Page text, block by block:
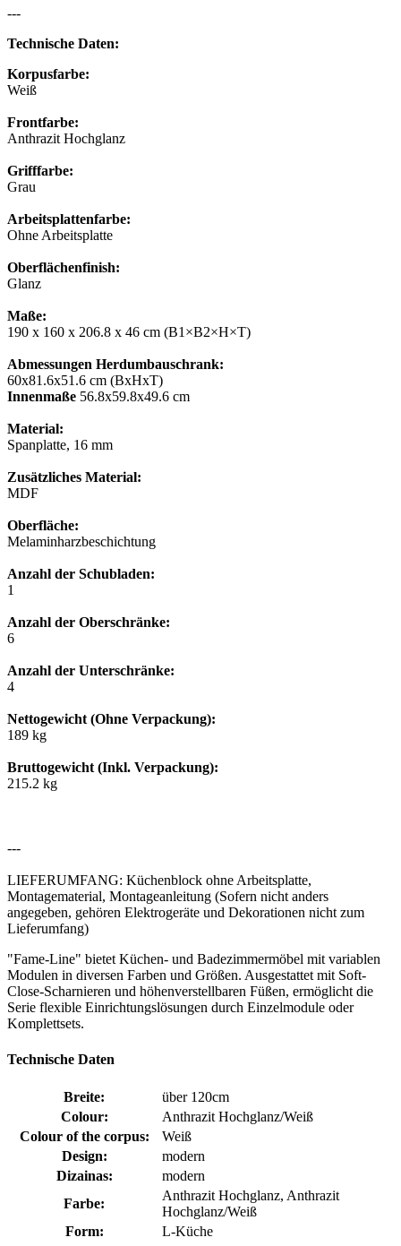
---
Technische Daten:
Korpusfarbe:
Weiß
Frontfarbe:
Anthrazit Hochglanz
Grifffarbe:
Grau
Arbeitsplattenfarbe:
Ohne Arbeitsplatte
Oberflächenfinish:
Glanz
Maße:
190 x 160 x 206.8 x 46 cm (B1×B2×H×T)
Abmessungen Herdumbauschrank:
60x81.6x51.6 cm (BxHxT)
Innenmaße 56.8x59.8x49.6 сm
Material:
Spanplatte, 16 mm
Zusätzliches Material:
MDF
Oberfläche:
Melaminharzbeschichtung
Anzahl der Schubladen:
1
Anzahl der Oberschränke:
6
Anzahl der Unterschränke:
4
Nettogewicht (Ohne Verpackung):
189 kg
Bruttogewicht (Inkl. Verpackung):
215.2 kg
---
LIEFERUMFANG: Küchenblock ohne Arbeitsplatte,
Montagematerial, Montageanleitung (Sofern nicht anders
angegeben, gehören Elektrogeräte und Dekorationen nicht zum
Lieferumfang)
"Fame-Line" bietet Küchen- und Badezimmermöbel mit variablen
Modulen in diversen Farben und Größen. Ausgestattet mit Soft-
Close-Scharnieren und höhenverstellbaren Füßen, ermöglicht die
Serie flexible Einrichtungslösungen durch Einzelmodule oder
Komplettsets.
Technische Daten
Breite:
über 120cm
Colour:
Anthrazit Hochglanz/Weiß
Colour of the corpus:
Weiß
Design:
modern
Dizainas:
modern
Farbe:
Anthrazit Hochglanz, Anthrazit
Hochglanz/Weiß
Form:
L-Küche